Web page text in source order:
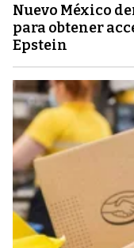
Nuevo México
para obtener
Epstein